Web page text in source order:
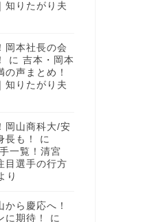
知りたがり夫
岡本社長の会
に 吉本・岡本
声まとめ！
知りたがり夫
岡山商科大/安
も！
に
一覧！清宮
目選手の行方
り
ら慶応へ！
に期待！
に